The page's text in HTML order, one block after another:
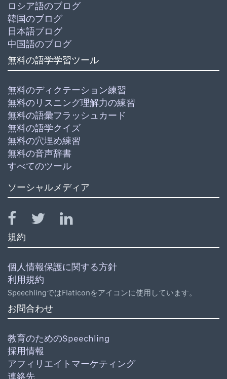
ロシア語のブログ
韓国のブログ
日本語ブログ
中国語のブログ
無料の語学学習ツール
無料のディクテーション練習
無料のリスニング理解力の練習
無料の語彙フラッシュカード
無料の語学クイズ
無料の穴埋め練習
無料の音声辞書
すべてのツール
ソーシャルメディア
規約
個人情報保護に関する方針
利用規約
SpeechlingではFlaticonをアイコンに使用しています。
お問合わせ
教育のためのSpeechling
採用情報
アフィリエイトマーケティング
連絡先